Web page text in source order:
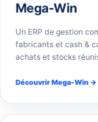
Mega-Win
Un ERP de gestion
fabricants et cash &
achats et stocks
Découvrir Mega-Win →